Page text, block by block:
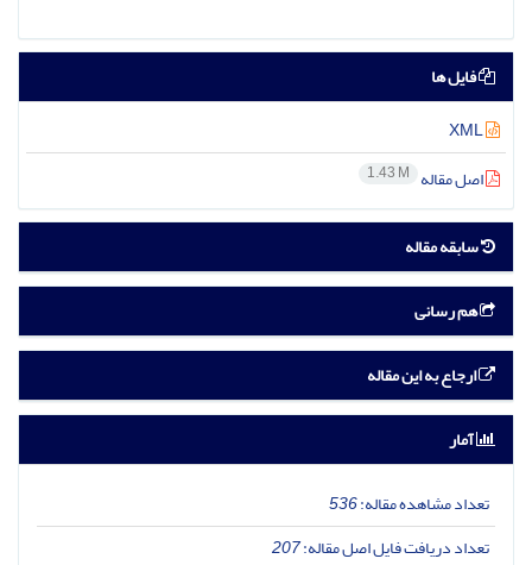
فایل ها
اصل مقاله 1.43 M
سابقه مقاله
هم رسانی
ارجاع به این مقاله
آمار
تعداد مشاهده مقاله:536
تعداد دریافت فایل اصل مقاله:207